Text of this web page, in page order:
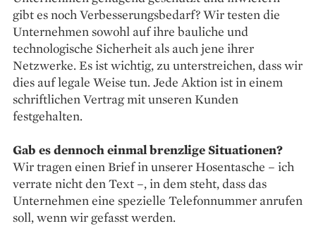
gibt es noch Verbesserungsbedarf? Wir testen die
Unternehmen sowohl auf ihre bauliche und
technologische Sicherheit als auch jene ihrer
Netzwerke. Es ist wichtig, zu unterstreichen, dass wir
dies auf legale Weise tun. Jede Aktion ist in einem
schriftlichen Vertrag mit unseren Kunden
festgehalten.
Gab es dennoch einmal brenzlige Situationen?
Wir tragen einen Brief in unserer Hosentasche – ich
verrate nicht den Text –, in dem steht, dass das
Unternehmen eine spezielle Telefonnummer anrufen
soll, wenn wir gefasst werden.